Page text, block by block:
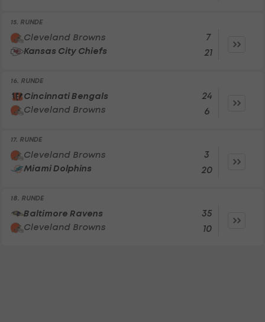
15. RUNDE
Cleveland Browns
Kansas City Chiefs
7
21
16. RUNDE
Cincinnati Bengals
Cleveland Browns
24
6
17. RUNDE
Cleveland Browns
Miami Dolphins
3
20
18. RUNDE
Baltimore Ravens
Cleveland Browns
35
10